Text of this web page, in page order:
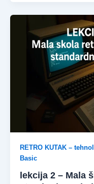
RETRO KUTAK –
Basic
lekcija 2 – Mala